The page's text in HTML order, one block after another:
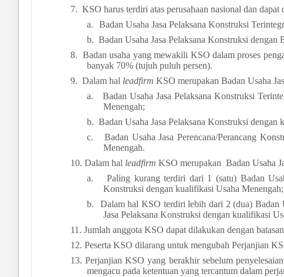
7. KSO harus terdiri atas perusahaan nasional dan dapat
a.
Badan Usaha Jasa Pelaksana Konstruksi
b. Badan Usaha Jasa Pelaksana Konstruksi dengan
8. Badan usaha yang mewakili KSO dalam proses
banyak 70% (tujuh puluh persen).
9. Dalam hal leadfirm KSO merupakan Badan Usaha
a.
Badan Usaha Jasa Pelaksana Konstruksi
Menengah;
b. Badan Usaha Jasa Pelaksana Konstruksi
c.
Badan Usaha Jasa Perencana/Perancang
Menengah.
10. Dalam hal leadfirm KSO merupakan Badan Usaha
a.
Paling kurang terdiri dari 1 (satu) Badan
Konstruksi dengan kualifikasi Usaha Menengah;
b.
Dalam hal KSO terdiri lebih dari 2 (dua) Badan
Jasa Pelaksana Konstruksi dengan kualifikasi
11. Jumlah anggota KSO dapat dilakukan dengan
12. Peserta KSO dilarang untuk mengubah Perjanjian
13. Perjanjian KSO yang berakhir sebelum
mengacu pada ketentuan yang tercantum dalam